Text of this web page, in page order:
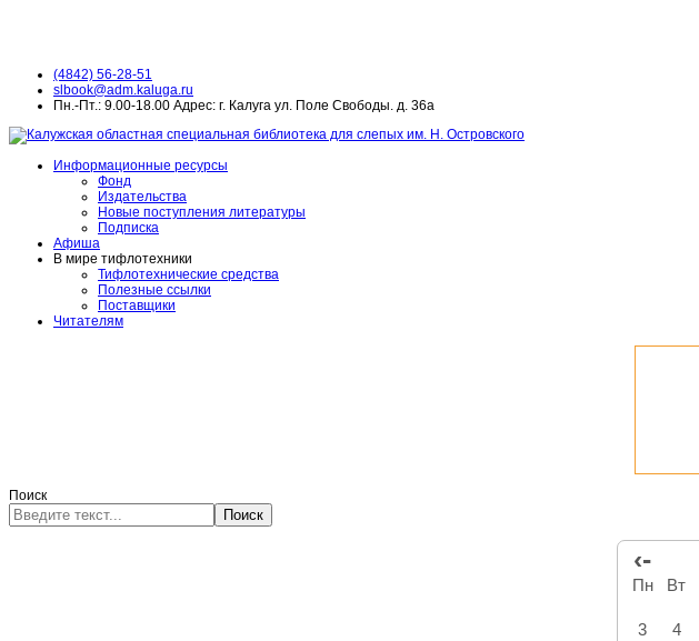
(4842) 56-28-51
slbook@adm.kaluga.ru
Пн.-Пт.: 9.00-18.00 Адрес: г. Калуга ул. Поле Свободы. д. 36а
Информационные ресурсы
Фонд
Издательства
Новые поступления литературы
Подписка
Афиша
В мире тифлотехники
Тифлотехнические средства
Полезные ссылки
Поставщики
Читателям
Поиск
Поиск
‹-
Пн Вт
3
4